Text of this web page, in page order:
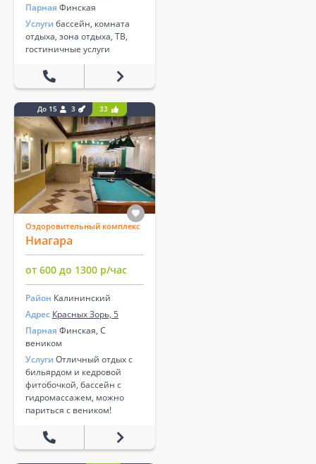
Парная Финская
Услуги бассейн, комната
отдыха, зона отдыха, ТВ,
гостиничные услуги
До 15 3 33
Оздоровительный комплекс
Ниагара
от 600 до 1300 р/час
Район Калининский
Адрес Красных Зорь, 5
Парная Финская, С
веником
Услуги Отличный отдых с
бильярдом и кедровой
фитобочкой, бассейн с
гидромассажем, можно
париться с веником!